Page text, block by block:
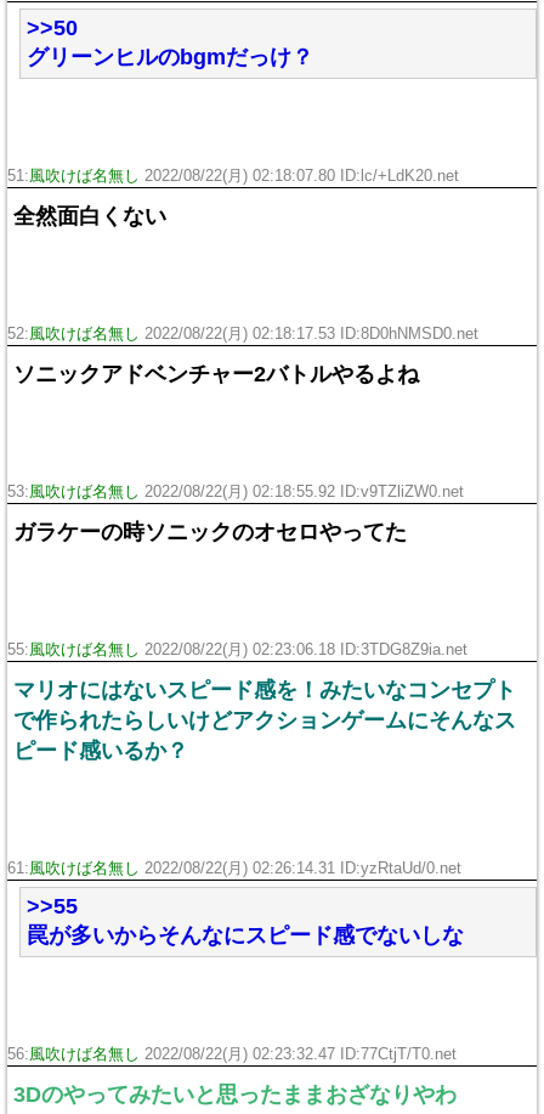
>>50
グリーンヒルのbgmだっけ？
51:風吹けば名無し 2022/08/22(月) 02:18:07.80 ID:lc/+LdK20.net
全然面白くない
52:風吹けば名無し 2022/08/22(月) 02:18:17.53 ID:8D0hNMSD0.net
ソニックアドベンチャー2バトルやるよね
53:風吹けば名無し 2022/08/22(月) 02:18:55.92 ID:v9TZliZW0.net
ガラケーの時ソニックのオセロやってた
55:風吹けば名無し 2022/08/22(月) 02:23:06.18 ID:3TDG8Z9ia.net
マリオにはないスピード感を！みたいなコンセプト
で作られたらしいけどアクションゲームにそんなス
ピード感いるか？
61:風吹けば名無し 2022/08/22(月) 02:26:14.31 ID:yzRtaUd/0.net
>>55
罠が多いからそんなにスピード感でないしな
56:風吹けば名無し 2022/08/22(月) 02:23:32.47 ID:77CtjT/T0.net
3Dのやってみたいと思ったままおざなりやわ